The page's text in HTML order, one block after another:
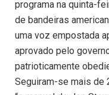
programa na quinta-
de bandeiras
uma voz empostada
aprovado pelo
patrioticamente
Seguiram-se mais de